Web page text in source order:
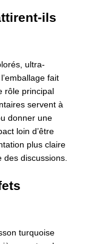
ils
ultra-
fait
rôle principal
servent à
donner une
loin d’être
plus claire
des discussions.
turquoise